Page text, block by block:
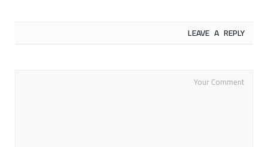
LEAVE A REPLY